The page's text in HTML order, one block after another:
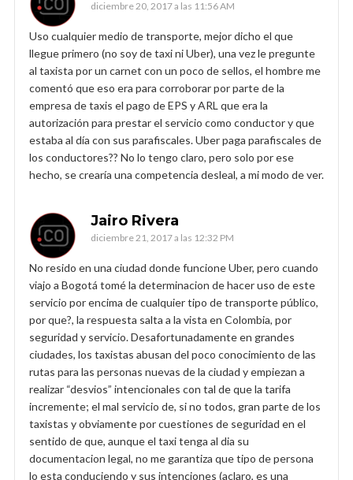
diciembre 20, 2017 a las 11:56 AM
Uso cualquier medio de transporte, mejor dicho el que
llegue primero (no soy de taxi ni Uber), una vez le pregunte
al taxista por un carnet con un poco de sellos, el hombre me
comentó que eso era para corroborar por parte de la
empresa de taxis el pago de EPS y ARL que era la
autorización para prestar el servicio como conductor y que
estaba al día con sus parafiscales. Uber paga parafiscales de
los conductores?? No lo tengo claro, pero solo por ese
hecho, se crearía una competencia desleal, a mi modo de ver.
Jairo Rivera
diciembre 21, 2017 a las 12:32 PM
No resido en una ciudad donde funcione Uber, pero cuando
viajo a Bogotá tomé la determinacion de hacer uso de este
servicio por encima de cualquier tipo de transporte público,
por que?, la respuesta salta a la vista en Colombia, por
seguridad y servicio. Desafortunadamente en grandes
ciudades, los taxistas abusan del poco conocimiento de las
rutas para las personas nuevas de la ciudad y empiezan a
realizar “desvios” intencionales con tal de que la tarifa
incremente; el mal servicio de, si no todos, gran parte de los
taxistas y obviamente por cuestiones de seguridad en el
sentido de que, aunque el taxi tenga al dia su
documentacion legal, no me garantiza que tipo de persona
lo esta conduciendo y sus intenciones (aclaro, es una